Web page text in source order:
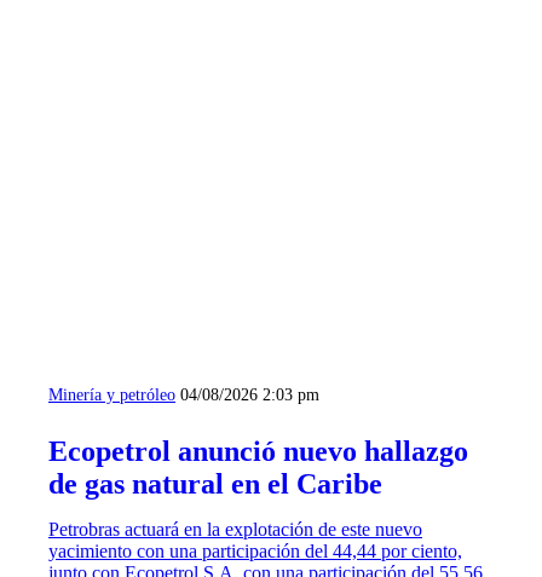
Minería y petróleo 04/08/2026 2:03 pm
Ecopetrol anunció nuevo hallazgo
de gas natural en el Caribe
Petrobras actuará en la explotación de este nuevo
yacimiento con una participación del 44,44 por ciento,
junto con Ecopetrol S.A, con una participación del 55,56